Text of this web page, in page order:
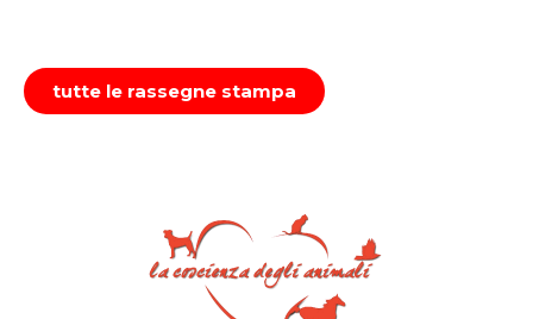
tutte le rassegne stampa